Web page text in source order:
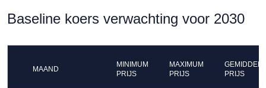
Baseline koers verwachting voor 2030
MAAND
MINIMUM
PRIJS
MAXIMUM
PRIJS
PRIJS